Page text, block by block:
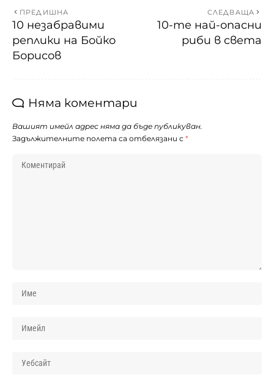
ПРЕДИШНА
10 незабравими
реплики на Бойко
Борисов
СЛЕДВАЩА
10-те най-опасни
риби в света
Няма коментари
Вашият имейл адрес няма да бъде публикуван.
Задължителните полета са отбелязани с *